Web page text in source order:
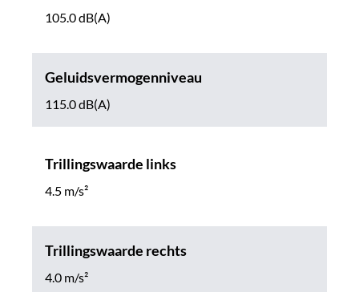
105.0 dB(A)
Geluidsvermogenniveau
115.0 dB(A)
Trillingswaarde links
4.5 m/s²
Trillingswaarde rechts
4.0 m/s²